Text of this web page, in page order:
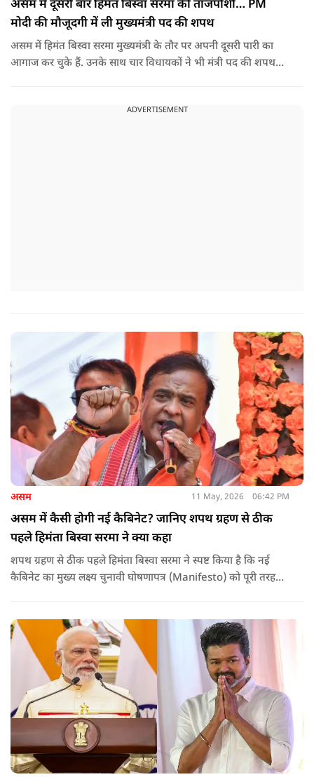
असम में दूसरी बार हिमंत बिस्वा सरमा की ताजपोशी… PM
मोदी की मौजूदगी में ली मुख्यमंत्री पद की शपथ
असम में हिमंत बिस्वा सरमा मुख्यमंत्री के तौर पर अपनी दूसरी पारी का
आगाज कर चुके हैं. उनके साथ चार विधायकों ने भी मंत्री पद की शपथ
ADVERTISEMENT
असम 11 May, 2026 06:42 PM
असम में कैसी होगी नई कैबिनेट? जानिए शपथ ग्रहण से ठीक
पहले हिमंता बिस्वा सरमा ने क्या कहा
शपथ ग्रहण से ठीक पहले हिमंता बिस्वा सरमा ने स्पष्ट किया है कि नई
कैबिनेट का मुख्य लक्ष्य चुनावी घोषणापत्र (Manifesto) को पूरी तरह